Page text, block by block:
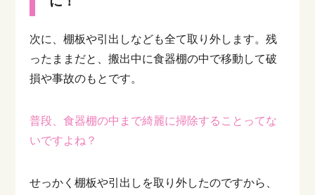
次に、棚板や引出しなども全て取り外します。残
ったままだと、搬出中に食器棚の中で移動して破
損や事故のもとです。
普段、食器棚の中まで綺麗に掃除することってな
いですよね？
せっかく棚板や引出しを取り外したのですから、